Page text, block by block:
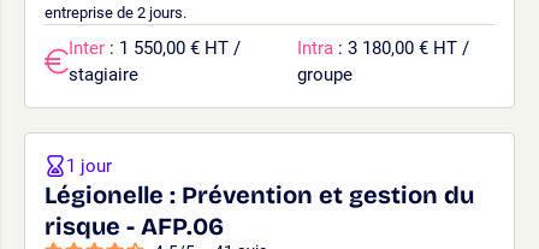
entreprise de 2 jours.
Inter : 1 550,00 € HT /
stagiaire
Intra : 3 180,00 € HT /
groupe
Légionelle : Prévention et gestion du
risque - AFP.06
1 jour